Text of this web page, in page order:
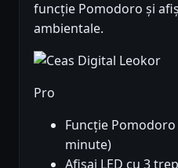
funcție Pomodoro și
ambientale.
Pro
Funcție
minute)
Afișaj LED cu 3